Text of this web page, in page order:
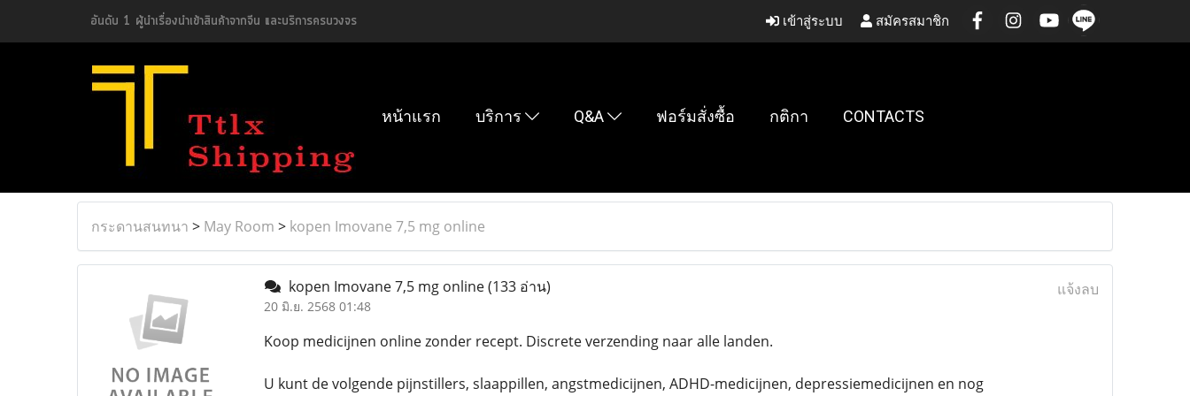
อันดับ 1 ผู้นำเรื่องนำเข้าสินค้าจากจีน และบริการครบวงจร เข้าสู่ระบบ สมัครสมาชิก
หน้าแรก บริการ Q&A ฟอร์มสั่งซื้อ กติกา CONTACTS
กระดานสนทนา > May Room > kopen Imovane 7,5 mg online
kopen Imovane 7,5 mg online(133 อ่าน)
20 มิ.ย. 2568 01:48
แจ้งลบ
Koop medicijnen online zonder recept. Discrete verzending naar alle landen.
U kunt de volgende pijnstillers, slaappillen, angstmedicijnen, ADHD-medicijnen, depressiemedicijnen en nog